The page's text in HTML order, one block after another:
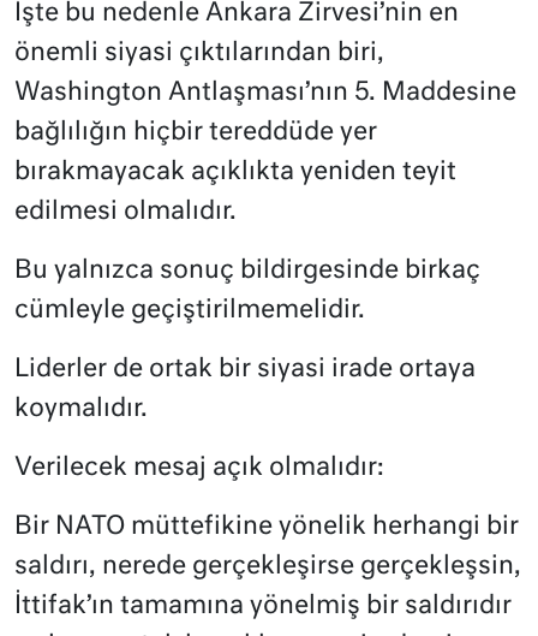
İşte bu nedenle Ankara Zirvesi’nin en
önemli siyasi çıktılarından biri,
Washington Antlaşması’nın 5. Maddesine
bağlılığın hiçbir tereddüde yer
bırakmayacak açıklıkta yeniden teyit
edilmesi olmalıdır.
Bu yalnızca sonuç bildirgesinde birkaç
cümleyle geçiştirilmemelidir.
Liderler de ortak bir siyasi irade ortaya
koymalıdır.
Verilecek mesaj açık olmalıdır:
Bir NATO müttefikine yönelik herhangi bir
saldırı, nerede gerçekleşirse gerçekleşsin,
İttifak’ın tamamına yönelmiş bir saldırıdır